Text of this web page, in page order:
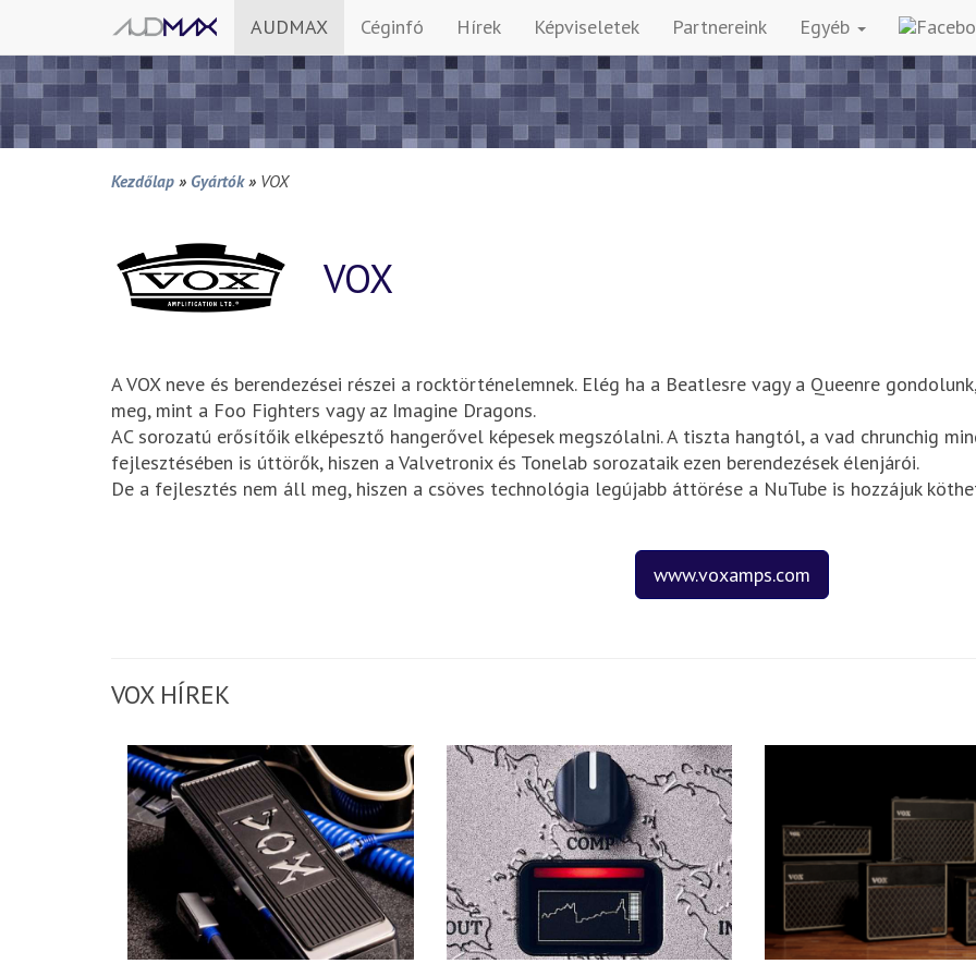
AUDMAX Céginfó Hírek Képviseletek Partnereink Egyéb
Kezdőlap » Gyártók » VOX
VOX
A VOX neve és berendezései részei a rocktörténelemnek. Elég ha a Beatlesre vagy a Queenre
meg, mint a Foo Fighters vagy az Imagine Dragons.
AC sorozatú erősítőik elképesztő hangerővel képesek megszólalni. A tiszta hangtól, a vad chrunchig
fejlesztésében is úttörők, hiszen a Valvetronix és Tonelab sorozataik ezen berendezések élenjárói.
De a fejlesztés nem áll meg, hiszen a csöves technológia legújabb áttörése a NuTube is hozzájuk
www.voxamps.com
VOX HÍREK